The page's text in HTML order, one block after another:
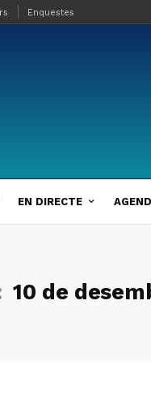
Enquestes
EN DIRECTE
10 de